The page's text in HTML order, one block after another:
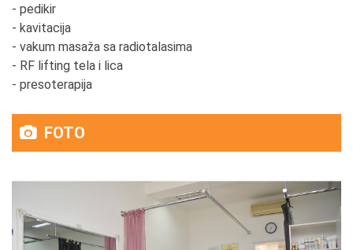
- pedikir
- kavitacija
- vakum masaža sa radiotalasima
- RF lifting tela i lica
- presoterapija
FOTO